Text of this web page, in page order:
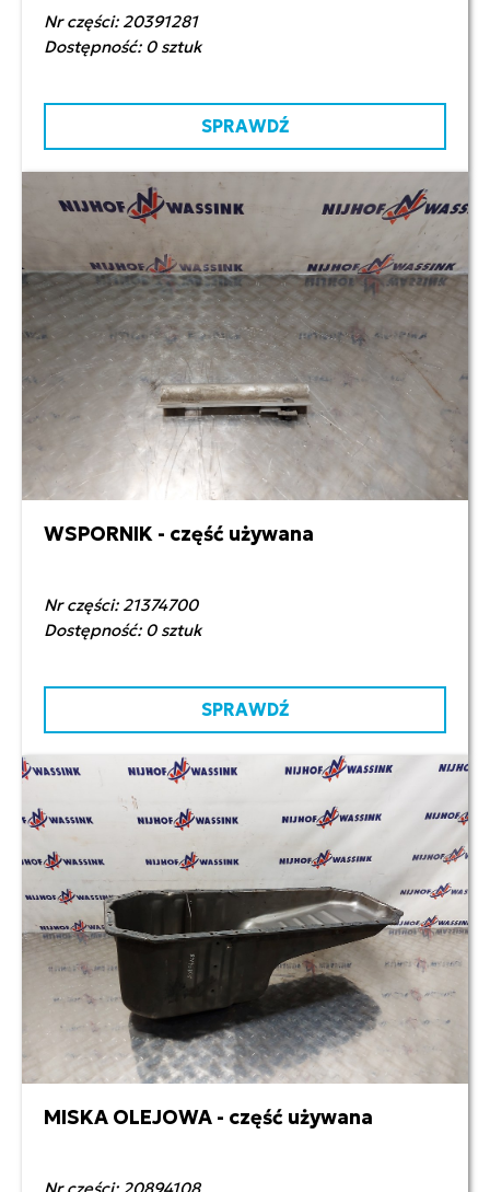
Nr części: 20391281
Dostępność: 0 sztuk
SPRAWDŹ
70,00 zł netto
WSPORNIK - część używana
Nr części: 21374700
Dostępność: 0 sztuk
SPRAWDŹ
3 000,00 zł netto
MISKA OLEJOWA - część używana